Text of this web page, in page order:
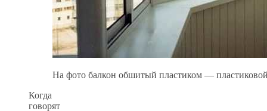
На фото балкон обшитый пластиком —
Когда
говорят